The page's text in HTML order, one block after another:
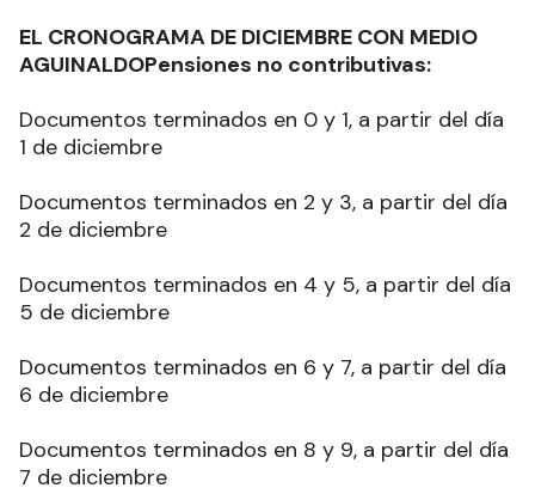
EL CRONOGRAMA DE DICIEMBRE CON MEDIO
AGUINALDOPensiones no contributivas:
Documentos terminados en 0 y 1, a partir del día
1 de diciembre
Documentos terminados en 2 y 3, a partir del día
2 de diciembre
Documentos terminados en 4 y 5, a partir del día
5 de diciembre
Documentos terminados en 6 y 7, a partir del día
6 de diciembre
Documentos terminados en 8 y 9, a partir del día
7 de diciembre